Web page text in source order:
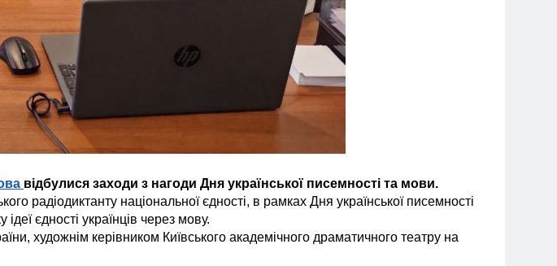
відбулися заходи з нагоди Дня української писемності та мови.
радіодиктанту національної єдності, в рамках Дня української писемності
єдності українців через мову.
художнім керівником Київського академічного драматичного театру на